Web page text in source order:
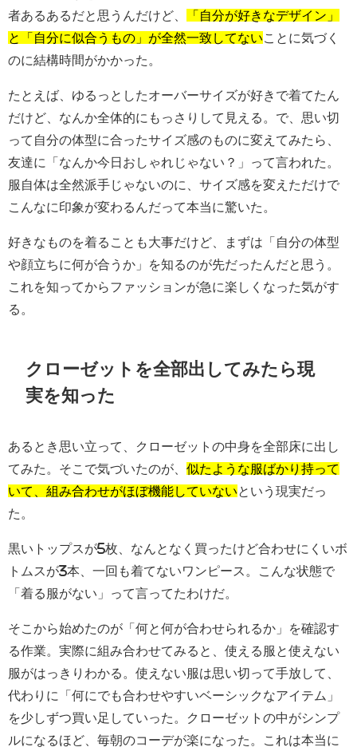
者あるあるだと思うんだけど、
「自分が好きなデザイン」
と「自分に似合うもの」が全然一致してない ことに気づく
のに結構時間がかかった。
たとえば、ゆるっとしたオーバーサイズが好きで着てたん
だけど、なんか全体的にもっさりして見える。で、思い切
って自分の体型に合ったサイズ感のものに変えてみたら、
友達に「なんか今日おしゃれじゃない？」って言われた。
服自体は全然派手じゃないのに、サイズ感を変えただけで
こんなに印象が変わるんだって本当に驚いた。
好きなものを着ることも大事だけど、まずは「自分の体型
や顔立ちに何が合うか」を知るのが先だったんだと思う。
これを知ってからファッションが急に楽しくなった気がす
る。
クローゼットを全部出してみたら現
実を知った
あるとき思い立って、クローゼットの中身を全部床に出し
てみた。そこで気づいたのが、 似たような服ばかり持って
いて、組み合わせがほぼ機能していないという現実だっ
た。
黒いトップスが5枚、なんとなく買ったけど合わせにくいボ
トムスが3本、一回も着てないワンピース。こんな状態で
「着る服がない」って言ってたわけだ。
そこから始めたのが「何と何が合わせられるか」を確認す
る作業。実際に組み合わせてみると、使える服と使えない
服がはっきりわかる。使えない服は思い切って手放して、
代わりに「何にでも合わせやすいベーシックなアイテム」
を少しずつ買い足していった。クローゼットの中がシンプ
ルになるほど、毎朝のコーデが楽になった。これは本当に